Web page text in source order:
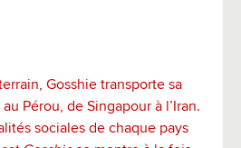
Gosshie transporte sa
Pérou, de Singapour à l’Iran.
sociales de chaque pays